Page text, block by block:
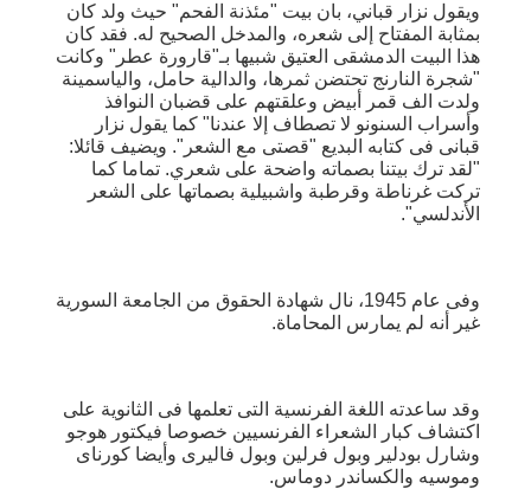
ويقول نزار قباني، بان بيت "مئذنة الفحم" حيث ولد كان
بمثابة المفتاح إلى شعره، والمدخل الصحيح له. فقد كان
هذا البيت الدمشقى العتيق شبيها بـ"قارورة عطر" وكانت
"شجرة النارنج تحتضن ثمرها، والدالية حامل، والياسمينة
ولدت الف قمر أبيض وعلقتهم على قضبان النوافذ
وأسراب السنونو لا تصطاف إلا عندنا" كما يقول نزار
قبانى فى كتابه البديع "قصتى مع الشعر". ويضيف قائلا:
"لقد ترك بيتنا بصماته واضحة على شعري. تماما كما
تركت غرناطة وقرطبة واشبيلية بصماتها على الشعر
الأندلسي".
وفى عام 1945، نال شهادة الحقوق من الجامعة السورية
غير أنه لم يمارس المحاماة.
وقد ساعدته اللغة الفرنسية التى تعلمها فى الثانوية على
اكتشاف كبار الشعراء الفرنسيين خصوصا فيكتور هوجو
وشارل بودلير وبول فرلين وبول فاليرى وأيضا كورناى
وموسيه والكساندر دوماس.